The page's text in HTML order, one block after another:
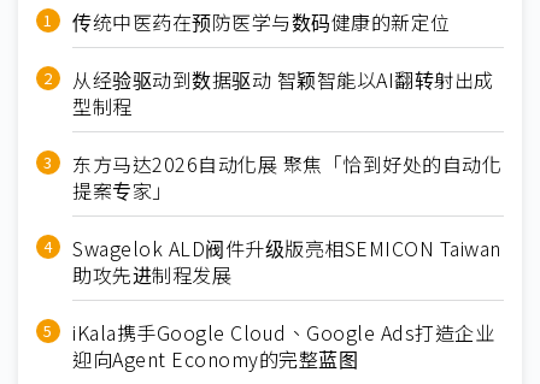
传统中医药在预防医学与数码健康的新定位
从经验驱动到数据驱动 智颖智能以AI翻转射出成
型制程
东方马达2026自动化展 聚焦「恰到好处的自动化
提案专家」
Swagelok ALD阀件升级版亮相SEMICON Taiwan
助攻先进制程发展
iKala携手Google Cloud、Google Ads打造企业
迎向Agent Economy的完整蓝图